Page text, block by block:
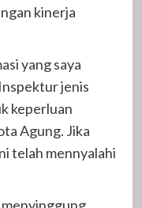
kinerja
yang saya
jenis
keperluan
Agung. Jika
telah mennyalahi